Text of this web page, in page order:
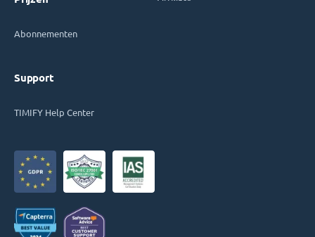
Abonnementen
Support
TIMIFY Help Center